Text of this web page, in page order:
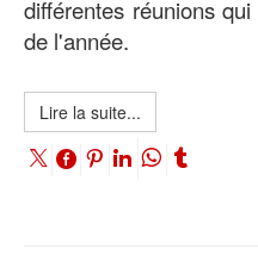
différentes réunions
de l'année.
Lire la suite...